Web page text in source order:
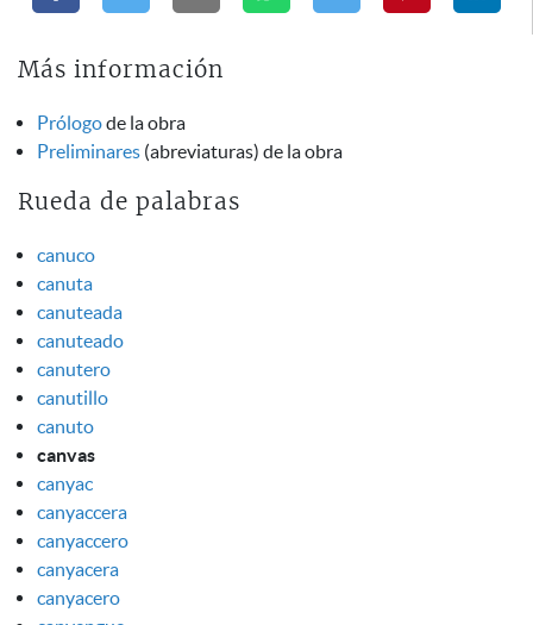
Más información
Prólogode la obra
Preliminares (abreviaturas) de la obra
Rueda de palabras
canuco
canuta
canuteada
canuteado
canutero
canutillo
canuto
canvas
canyac
canyaccera
canyaccero
canyacera
canyacero